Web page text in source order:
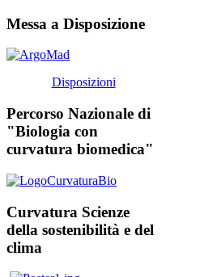
Messa a Disposizione
Disposizioni
Percorso Nazionale di
"Biologia con
curvatura biomedica"
Curvatura Scienze
della sostenibilità e del
clima